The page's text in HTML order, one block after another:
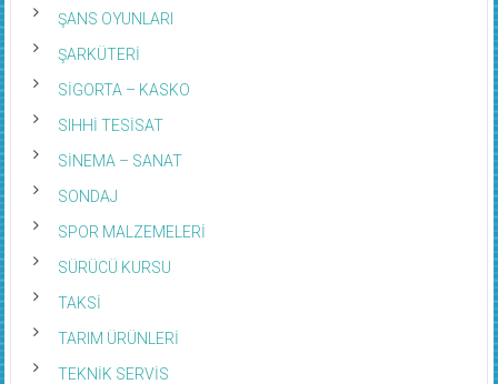
ŞANS OYUNLARI
ŞARKÜTERİ
SİGORTA – KASKO
SIHHİ TESİSAT
SİNEMA – SANAT
SONDAJ
SPOR MALZEMELERİ
SÜRÜCÜ KURSU
TAKSİ
TARIM ÜRÜNLERİ
TEKNİK SERVİS